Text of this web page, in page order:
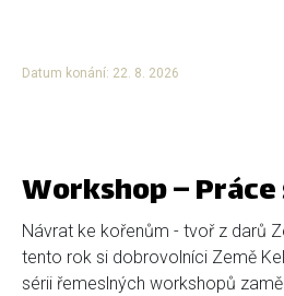
Datum konání: 22. 8. 2026
Workshop –
Návrat ke kořenům - tvoř z darů
tento rok si dobrovolníci Země
sérii řemeslných workshopů